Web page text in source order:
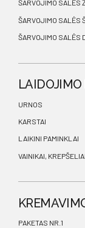
ŠARVOJIMO SALĖS
ŠARVOJIMO SALĖS
ŠARVOJIMO SALĖS
LAIDOJIMO
URNOS
KARSTAI
LAIKINI PAMINKLAI
VAINIKAI,
PAKETAS NR.1